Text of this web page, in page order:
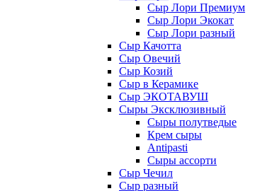
Сыр Лори Премиум
Сыр Лори Экокат
Сыр Лори разный
Сыр Качотта
Сыр Овечий
Сыр Козий
Сыр в Керамике
Сыр ЭКОТАВУШ
Сыры Эксклюзивный
Сыры полутведые
Крем сыры
Antipasti
Сыры ассорти
Сыр Чечил
Сыр разный